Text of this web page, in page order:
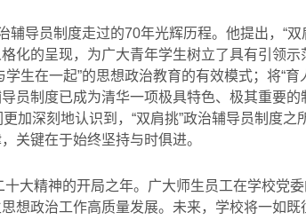
辅导员制度走过的70年光辉历程。他提出， “双
化的呈现，为广大青年学生树立了具有引领
学生在一起”的思想政治教育的有效模式；将“育
员制度已成为清华一项极具特色、极其重要
加深刻地认识到，“双肩挑”政治辅导员制度
关键在于始终坚持与时俱进。
十大精神的开局之年。广大师生员工在学校党
想政治工作高质量发展。未来，学校将一如